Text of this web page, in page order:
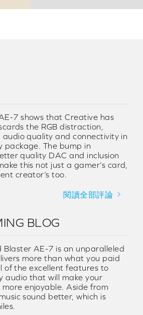
7 shows that Creative has
the RGB distraction,
audio quality and connectivity in
package. The bump in
quality DAC and inclusion
this not just a gamer’s card,
creator’s too.
閱讀全部評論
BLOG
Blaster AE-7 is an unparalleled
more than what you paid
of the excellent features to
audio that will make your
enjoyable. Aside from
sound better, which is